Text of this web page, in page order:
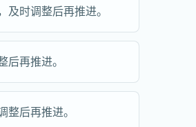
时调整后再推进。
再推进。
后再推进。